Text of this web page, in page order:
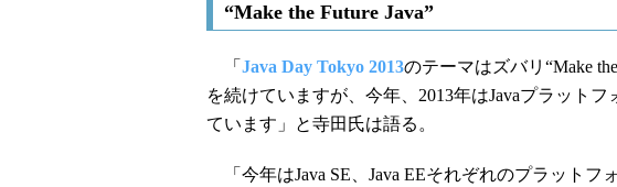
“Make the Future Java”
「 Java Day Tokyo 2013のテーマはズバリ“Make
を続けていますが、今年、2013年はJavaプラット
ています」と寺田氏は語る。
「今年はJava SE、Java EEそれぞれのプラットフ